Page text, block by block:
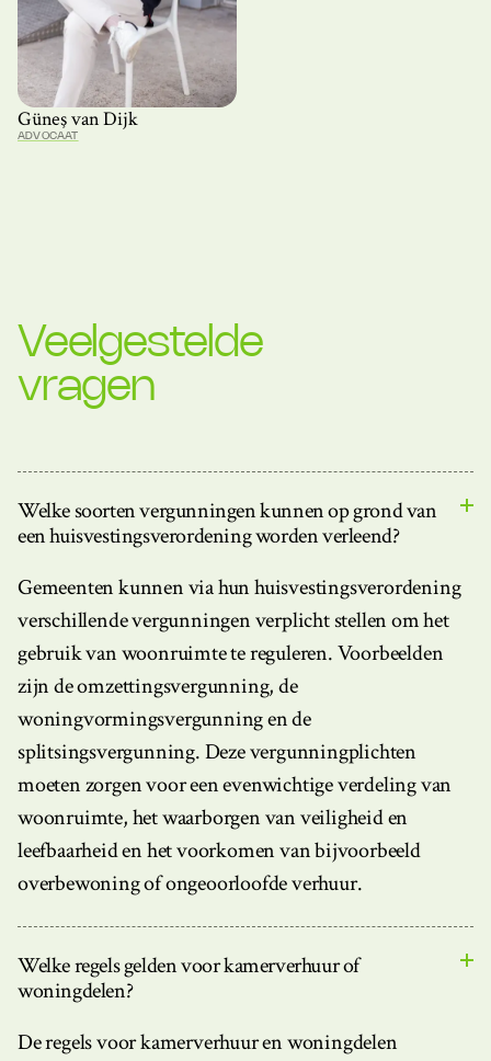
Güneş van Dijk
ADVOCAAT
Veelgestelde
vragen
Welke soorten vergunningen kunnen op grond van
een huisvestingsverordening worden verleend?
Gemeenten kunnen via hun huisvestingsverordening
verschillende vergunningen verplicht stellen om het
gebruik van woonruimte te reguleren. Voorbeelden
zijn de omzettingsvergunning, de
woningvormingsvergunning en de
splitsingsvergunning. Deze vergunningplichten
moeten zorgen voor een evenwichtige verdeling van
woonruimte, het waarborgen van veiligheid en
leefbaarheid en het voorkomen van bijvoorbeeld
overbewoning of ongeoorloofde verhuur.
Welke regels gelden voor kamerverhuur of
woningdelen?
De regels voor kamerverhuur en woningdelen